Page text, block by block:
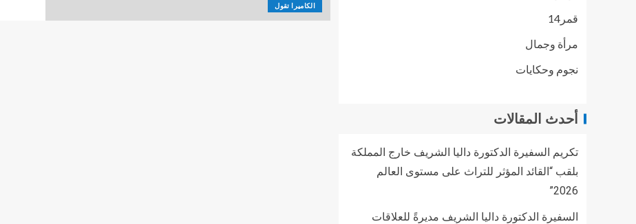
الكاميرا تقول
قمر14
مرأة وجمال
نجوم وحكايات
أحدث المقالات
تكريم السفيرة الدكتورة داليا الشريف خارج المملكة
بلقب “القائد المؤثر للتراث على مستوى العالم
2026”
السفيرة الدكتورة داليا الشريف مديرةً للعلاقات